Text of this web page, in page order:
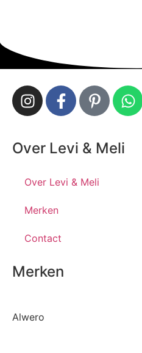
Over Levi & Meli
Over Levi & Meli
Merken
Contact
Merken
Alwero